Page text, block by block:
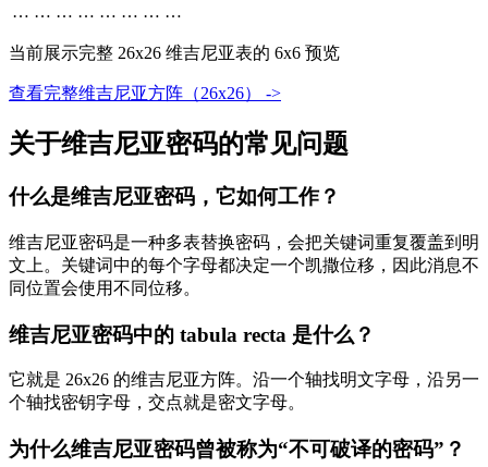
… … … … … … … …
当前展示完整 26x26 维吉尼亚表的 6x6 预览
查看完整维吉尼亚方阵（26x26） ->
关于维吉尼亚密码的常见问题
什么是维吉尼亚密码，它如何工作？
维吉尼亚密码是一种多表替换密码，会把关键词重复覆盖到明
文上。关键词中的每个字母都决定一个凯撒位移，因此消息不
同位置会使用不同位移。
维吉尼亚密码中的 tabula recta 是什么？
它就是 26x26 的维吉尼亚方阵。沿一个轴找明文字母，沿另一
个轴找密钥字母，交点就是密文字母。
为什么维吉尼亚密码曾被称为“不可破译的密码”？